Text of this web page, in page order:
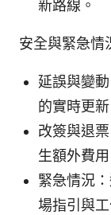
新路線。
安全與緊急情
延誤與變
的實時更
改簽與退
生額外費
緊急情況
場指引與